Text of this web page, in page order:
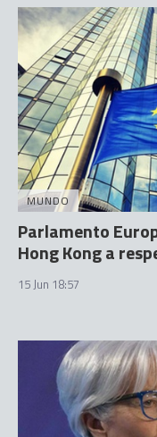
MUNDO
Parlamento
Hong Kong a
15 Jun 18:57